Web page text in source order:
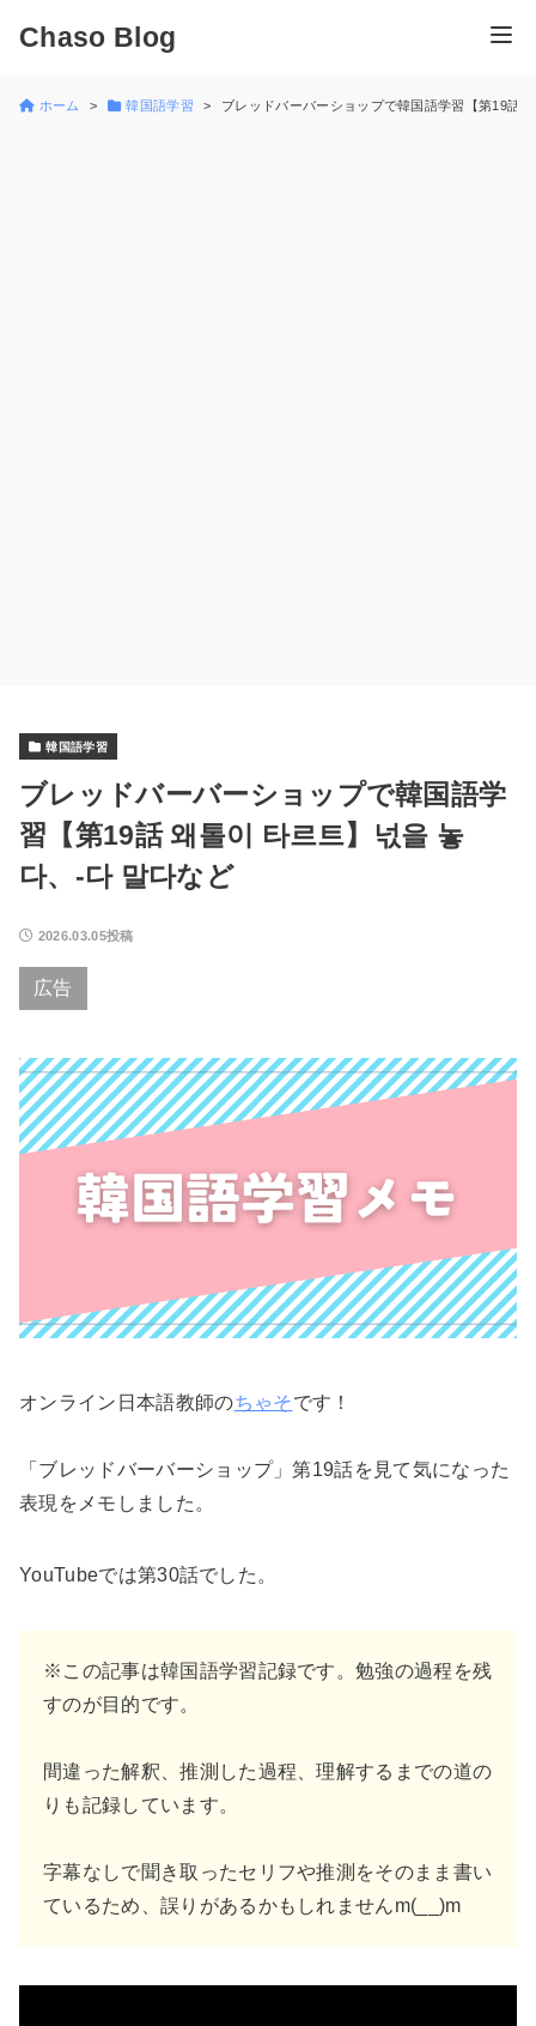
Chaso Blog
ホーム 韓国語学習 ブレッドバーバーショップで韓国語学習【第19話
韓国語学習
ブレッドバーバーショップで韓国語学
習【第19話 왜톨이 타르트】넋을 놓
다、-다 말다など
2026.03.05投稿
広告
オンライン日本語教師のちゃそです！
「ブレッドバーバーショップ」第19話を見て気になった
表現をメモしました。
YouTubeでは第30話でした。
※この記事は韓国語学習記録です。勉強の過程を残
すのが目的です。
間違った解釈、推測した過程、理解するまでの道の
りも記録しています。
字幕なしで聞き取ったセリフや推測をそのまま書い
ているため、誤りがあるかもしれませんm(__)m